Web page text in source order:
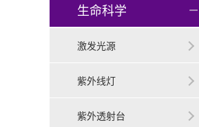
生命科学
激发光源
紫外线灯
紫外透射台